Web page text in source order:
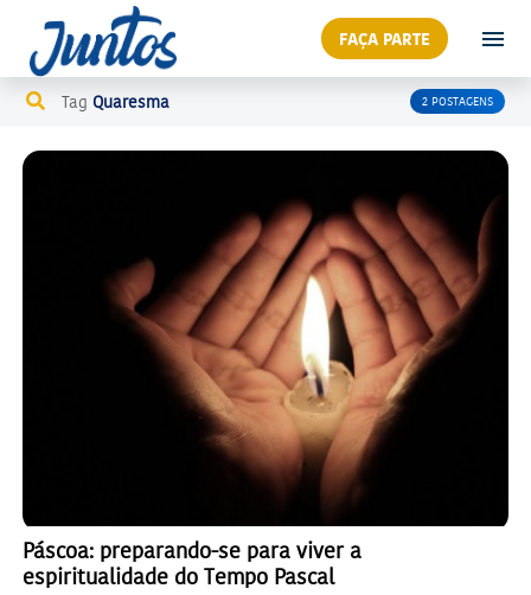
FAÇA PARTE
TagQuaresma 2 POSTAGENS
Páscoa: preparando-se para viver a
espiritualidade do Tempo Pascal